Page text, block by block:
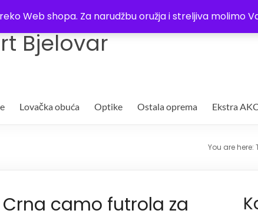
Web shopa. Za narudžbu oružja i streljiva molimo
Bjelovar
Lovačka obuća Optike Ostala oprema Ekstra
You are here:
Crna camo futrola za